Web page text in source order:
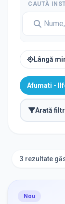
CAUTĂ
Lângă
Afumati -
Arată
3 rezultate
Nou